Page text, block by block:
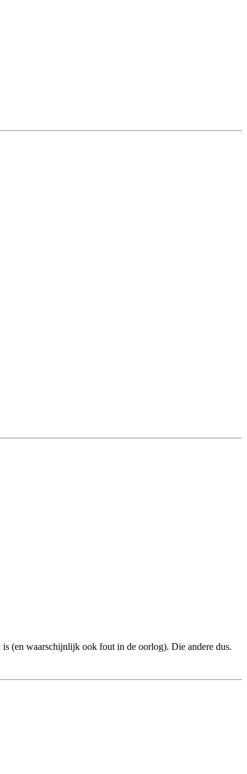
(en waarschijnlijk ook fout in de oorlog). Die andere dus.